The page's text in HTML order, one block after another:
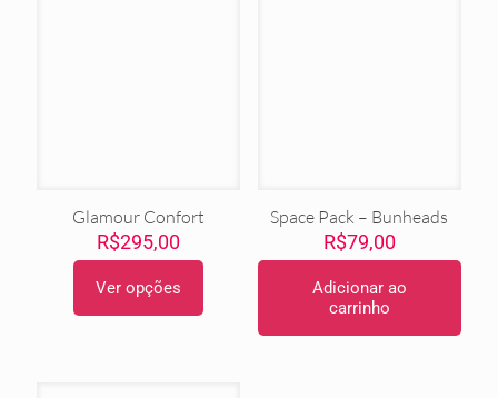
Glamour Confort
R$295,00
Ver opções
Este
produto
Space Pack – Bunheads
R$79,00
Adicionar ao
carrinho